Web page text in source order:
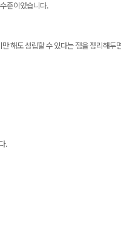
준이었습니다.
해도 성립할 수 있다는 점을 정리해두
.